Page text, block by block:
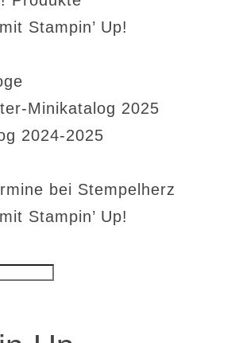
Stampin’ Up!
Minikatalog 2025
2024-2025
bei Stempelherz
Stampin’ Up!